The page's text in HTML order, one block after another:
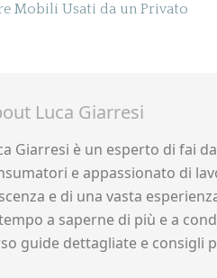
Mobili Usati da un Privato
Luca Giarresi
Giarresi è un esperto di fai
e appassionato di
e di una vasta
a saperne di più e a
guide dettagliate e consigli